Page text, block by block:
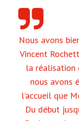
Nous avons
Vincent
la réalisation
nous avons
l’accueil que
Du début